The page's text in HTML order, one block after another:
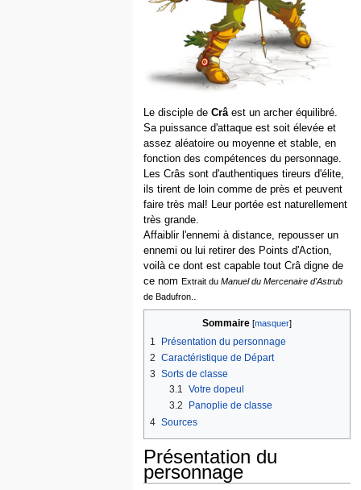
Le disciple de Crâest un archer équilibré.
Sa puissance d'attaque est soit élevée et
assez aléatoire ou moyenne et stable, en
fonction des compétences du personnage.
Les Crâs sont d'authentiques tireurs d'élite,
ils tirent de loin comme de près et peuvent
faire très mal! Leur portée est naturellement
très grande.
Affaiblir l'ennemi à distance, repousser un
ennemi ou lui retirer des Points d'Action,
voilà ce dont est capable tout Crâ digne de
ce nom Extrait du Manuel du Mercenaire d'Astrub
de Badufron. .
Sommaire
1
Présentation du personnage
2 Caractéristique de Départ
3 Sorts de classe
3.1 Votre dopeul
3.2
Panoplie de classe
4 Sources
Présentation du
personnage